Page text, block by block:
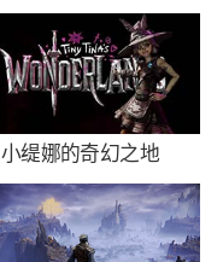
小缇娜的奇幻之地